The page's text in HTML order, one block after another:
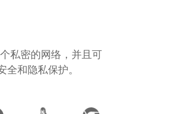
私密的网络，并且可
和隐私保护。